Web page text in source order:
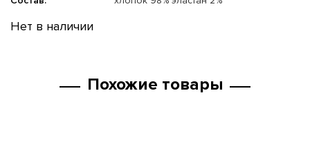
Нет в наличии
Похожие товары